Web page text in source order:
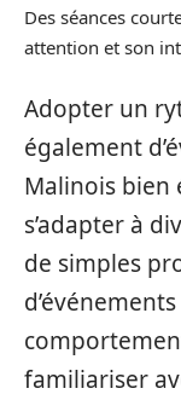
Des séances
attention et son
Adopter un
également
Malinois bien
s’adapter à
de simples
familiariser